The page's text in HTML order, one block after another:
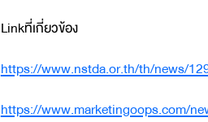
Linkที่เกี่ยวข้อง
https://www.nstda.or.th/th/news/
https://www.marketingoops.com/